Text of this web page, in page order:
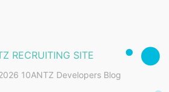
RECRUITING SITE
10ANTZ Developers Blog